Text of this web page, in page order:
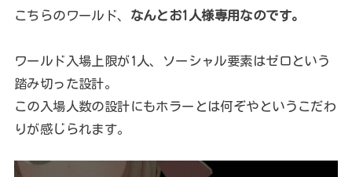
こちらのワールド、 なんとお1人様専用なのです。
ワールド入場上限が1人、ソーシャル要素はゼロという
踏み切った設計。
この入場人数の設計にもホラーとは何ぞやというこだわ
りが感じられます。